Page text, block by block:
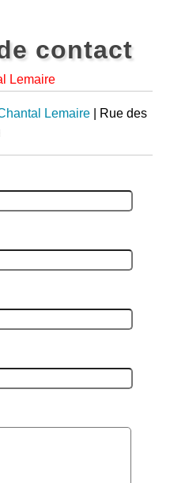
contact
Lemaire
Lemaire | Rue des